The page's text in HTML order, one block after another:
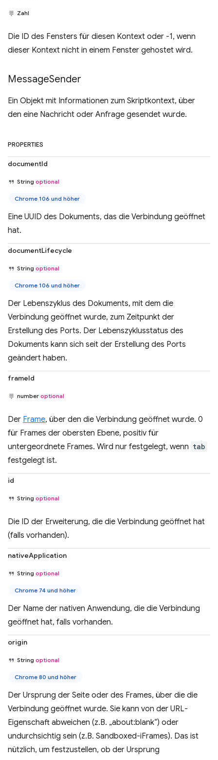
Zahl
Die ID des Fensters für diesen Kontext oder -1, wenn
dieser Kontext nicht in einem Fenster gehostet wird.
MessageSender
Ein Objekt mit Informationen zum Skriptkontext, über
den eine Nachricht oder Anfrage gesendet wurde.
PROPERTIES
documentId
String optional
Chrome 106 und höher
Eine UUID des Dokuments, das die Verbindung geöffnet
hat.
documentLifecycle
String optional
Chrome 106 und höher
Der Lebenszyklus des Dokuments, mit dem die
Verbindung geöffnet wurde, zum Zeitpunkt der
Erstellung des Ports. Der Lebenszyklusstatus des
Dokuments kann sich seit der Erstellung des Ports
geändert haben.
frameId
number optional
Der Frame, über den die Verbindung geöffnet wurde. 0
für Frames der obersten Ebene, positiv für
untergeordnete Frames. Wird nur festgelegt, wenn tab
festgelegt ist.
id
String optional
Die ID der Erweiterung, die die Verbindung geöffnet hat
(falls vorhanden).
nativeApplication
String optional
Chrome 74 und höher
Der Name der nativen Anwendung, die die Verbindung
geöffnet hat, falls vorhanden.
origin
String optional
Chrome 80 und höher
Der Ursprung der Seite oder des Frames, über die die
Verbindung geöffnet wurde. Sie kann von der URL-
Eigenschaft abweichen (z.B. „about:blank“) oder
undurchsichtig sein (z.B. Sandboxed-iFrames). Das ist
nützlich, um festzustellen, ob der Ursprung